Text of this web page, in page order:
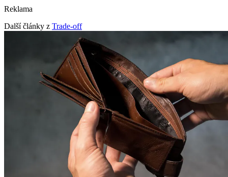
Reklama
Další články z Trade-off